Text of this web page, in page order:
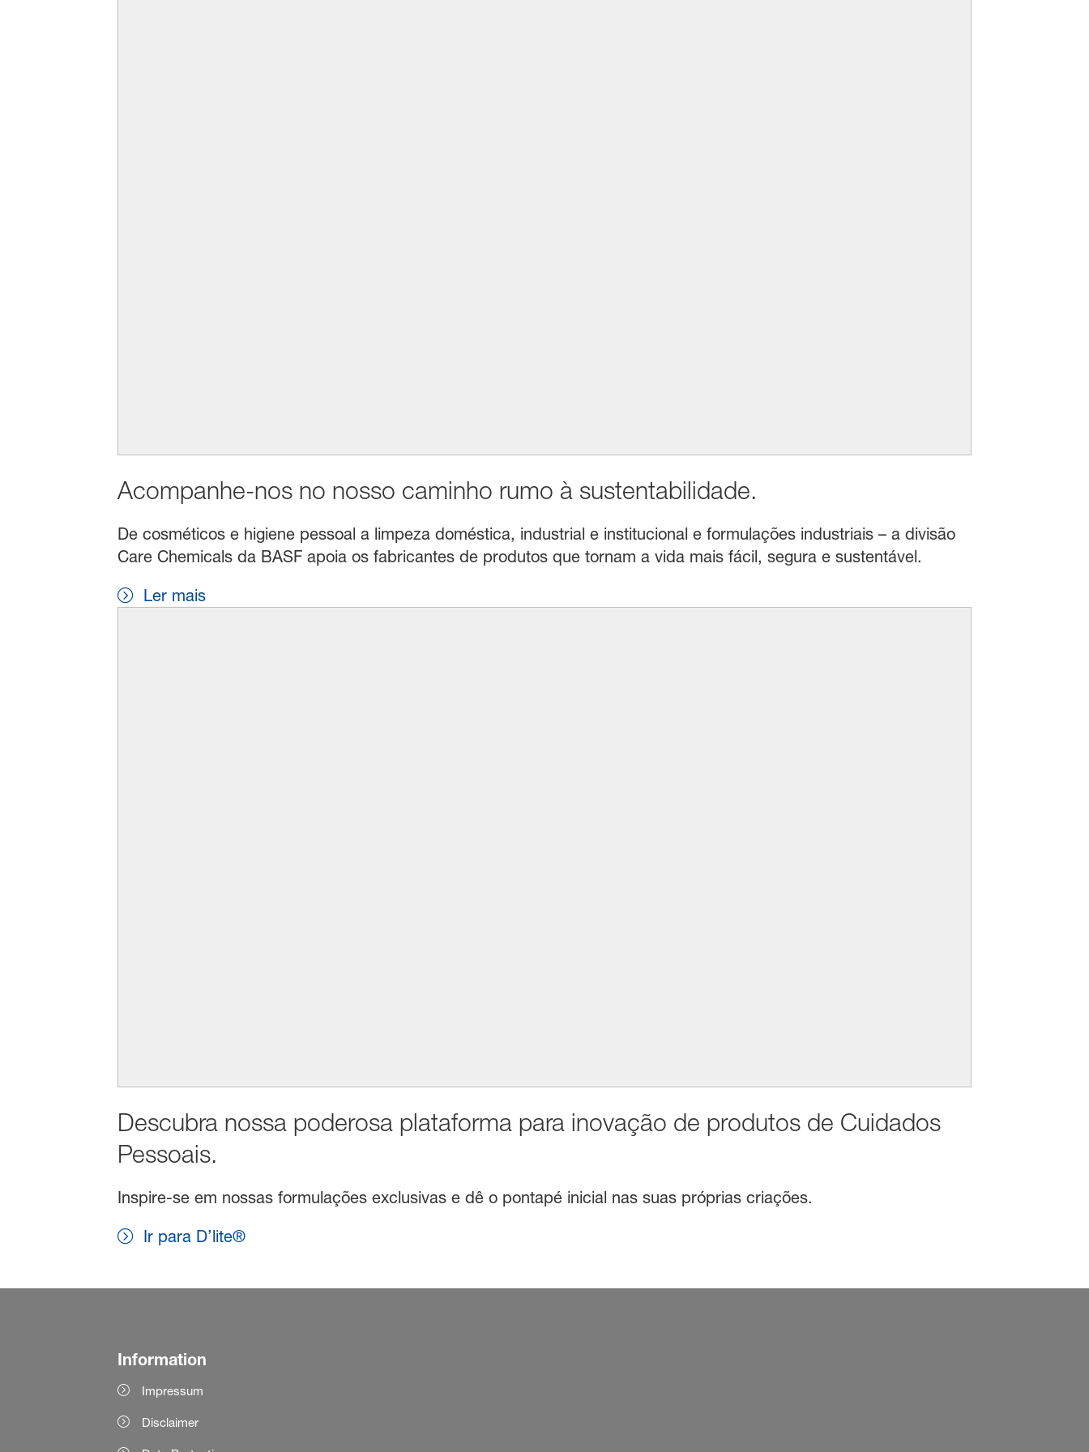
Acompanhe-nos no nosso caminho rumo à sustentabilidade.
De cosméticos e higiene pessoal a limpeza doméstica, industrial e institucional e formulações industriais – a divisão
Care Chemicals da BASF apoia os fabricantes de produtos que tornam a vida mais fácil, segura e sustentável.
Ler mais
Descubra nossa poderosa plataforma para inovação de produtos de Cuidados
Pessoais.
Inspire-se em nossas formulações exclusivas e dê o pontapé inicial nas suas próprias criações.
Ir para D’lite®
Information
Impressum
Disclaimer